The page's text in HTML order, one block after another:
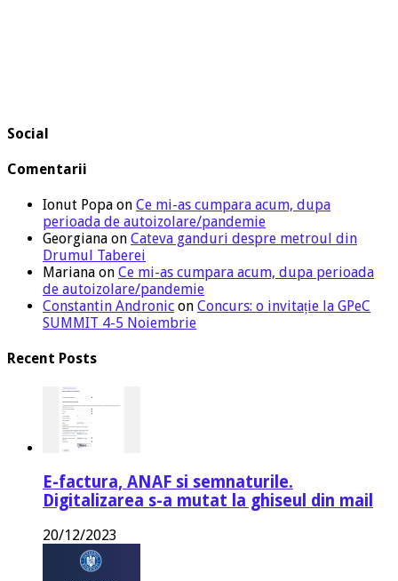
Social
Comentarii
Ionut Popa on Ce mi-as cumpara acum, dupa
perioada de autoizolare/pandemie
Georgiana on Cateva ganduri despre metroul din
Drumul Taberei
Mariana on Ce mi-as cumpara acum, dupa perioada
de autoizolare/pandemie
Constantin Andronic on Concurs: o invitație la GPeC
SUMMIT 4-5 Noiembrie
Recent Posts
E-factura, ANAF si semnaturile.
Digitalizarea s-a mutat la ghiseul din mail
20/12/2023